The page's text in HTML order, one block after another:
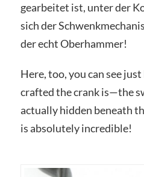
gearbeitet ist, unter der
sich der
der echt Oberhammer!
Here, too, you can see
crafted the crank is—the
actually hidden beneath
is absolutely incredible!